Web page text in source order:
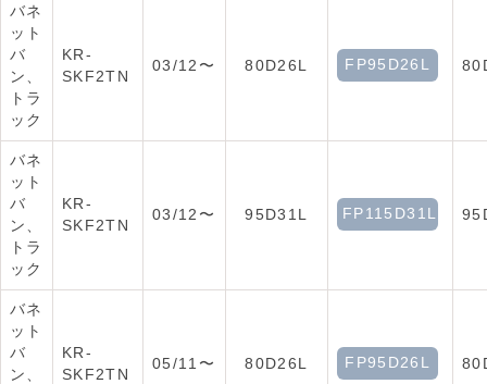
バネ
ット
バ
ン、
トラ
ック
KR-
SKF2TN
03/12〜 80D26L FP95D26L
バネ
ット
バ
ン、
トラ
ック
KR-
SKF2TN
03/12〜 95D31L FP115D31L
バネ
ット
バ
ン、
KR-
SKF2TN
05/11〜 80D26L FP95D26L